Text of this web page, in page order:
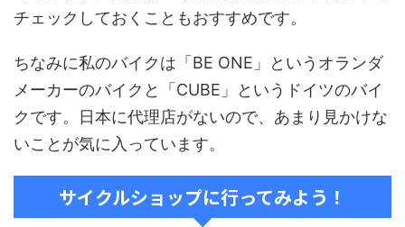
チェックしておくこともおすすめです。
ちなみに私のバイクは「BE ONE」というオランダ
メーカーのバイクと「CUBE」というドイツのバイ
クです。日本に代理店がないので、あまり見かけな
いことが気に入っています。
サイクルショップに行ってみよう！